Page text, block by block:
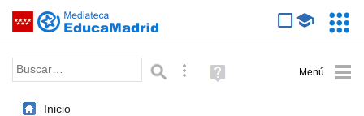
Saltar navegación
Palabra o frase: Búsqueda avanzada
Ayuda
(en
Inicio